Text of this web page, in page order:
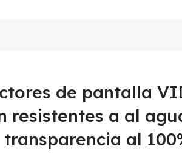
de pantalla
resistentes a al
al